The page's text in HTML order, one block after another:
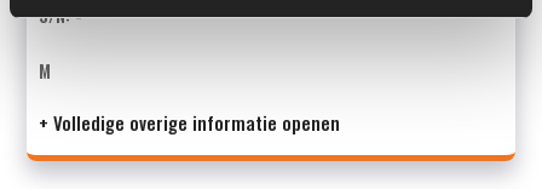
S/N: -
M
+ Volledige overige informatie openen